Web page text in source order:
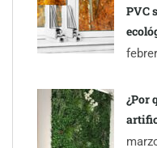
Toro Tapas inaugura su
PVC
¿Por